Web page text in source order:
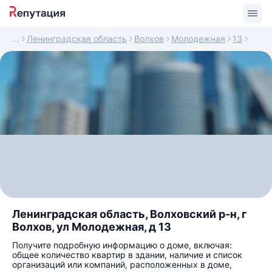
Ленинградская область Волхов Молодежная 13
Ленинградская область, Волховский р-н, г
Волхов, ул Молодежная, д 13
Получите подробную информацию о доме, включая:
общее количество квартир в здании, наличие и список
организаций или компаний, расположенных в доме,